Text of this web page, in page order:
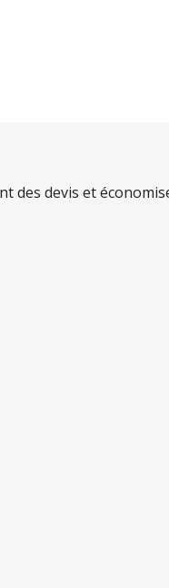
des devis et